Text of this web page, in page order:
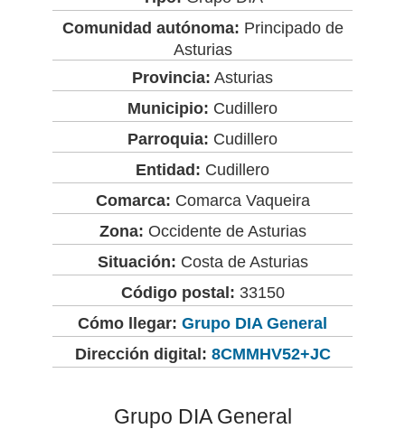
Comunidad autónoma: Principado de
Asturias
Provincia: Asturias
Municipio: Cudillero
Parroquia: Cudillero
Entidad: Cudillero
Comarca: Comarca Vaqueira
Zona: Occidente de Asturias
Situación: Costa de Asturias
Código postal: 33150
Cómo llegar: Grupo DIA General
Dirección digital: 8CMMHV52+JC
Grupo DIA General